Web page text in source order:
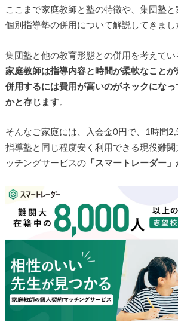
ここまで家庭教師と塾の特徴や、集団塾と
個別指導塾の併用について解説してきまし
集団塾と他の教育形態との併用を考えてい
家庭教師は指導内容と時間が柔軟なこと
併用するには費用が高いのがネックにな
かと存じます。
そんなご家庭には、入会金0円で、1時間
指導塾と同じ程度安く利用できる現役難
ッチングサービスの「スマートレーダー」